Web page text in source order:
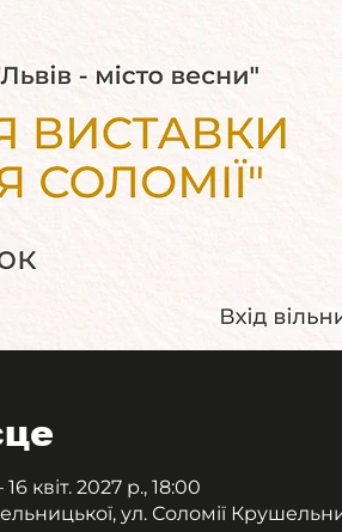
16 квіт. 2027 р., 18:00
ул. Соломії